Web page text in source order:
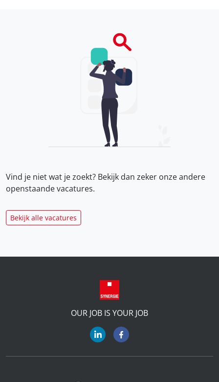
Vind je niet wat je zoekt? Bekijk dan zeker onzeandere
openstaande vacatures.
Bekijk alle vacatures
OUR JOB IS YOUR JOB